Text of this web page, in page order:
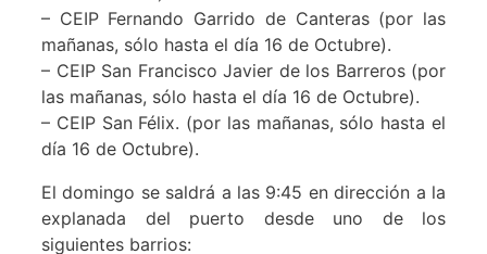
– CEIP Fernando Garrido de Canteras (por las
mañanas, sólo hasta el día 16 de Octubre).
– CEIP San Francisco Javier de los Barreros (por
las mañanas, sólo hasta el día 16 de Octubre).
– CEIP San Félix. (por las mañanas, sólo hasta el
día 16 de Octubre).
El domingo se saldrá a las 9:45 en dirección a la
explanada del puerto desde uno de los
siguientes barrios: